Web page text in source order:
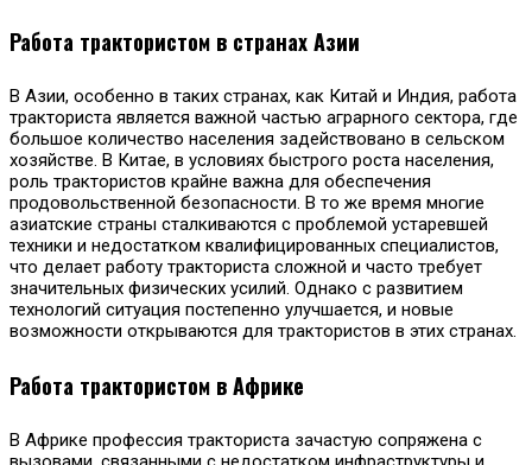
Работа трактористом в странах Азии
В Азии, особенно в таких странах, как Китай и Индия, работа
тракториста является важной частью аграрного сектора, где
большое количество населения задействовано в сельском
хозяйстве. В Китае, в условиях быстрого роста населения,
роль трактористов крайне важна для обеспечения
продовольственной безопасности. В то же время многие
азиатские страны сталкиваются с проблемой устаревшей
техники и недостатком квалифицированных специалистов,
что делает работу тракториста сложной и часто требует
значительных физических усилий. Однако с развитием
технологий ситуация постепенно улучшается, и новые
возможности открываются для трактористов в этих странах.
Работа трактористом в Африке
В Африке профессия тракториста зачастую сопряжена с